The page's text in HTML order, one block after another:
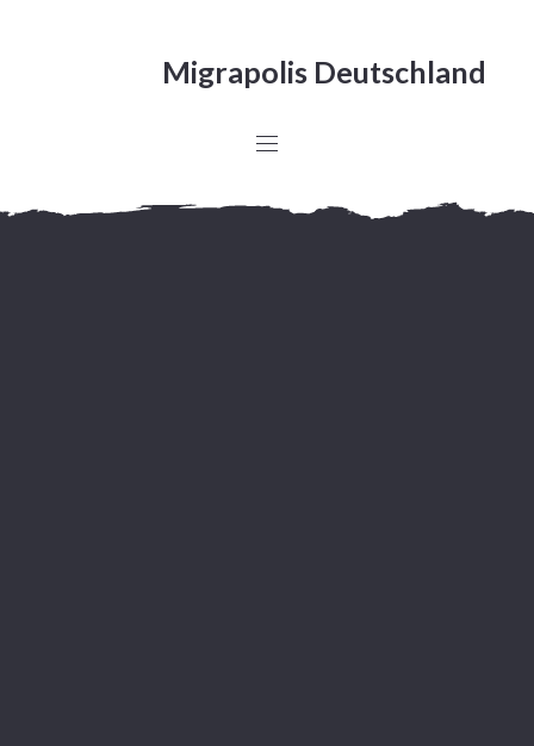
Migrapolis Deutschland